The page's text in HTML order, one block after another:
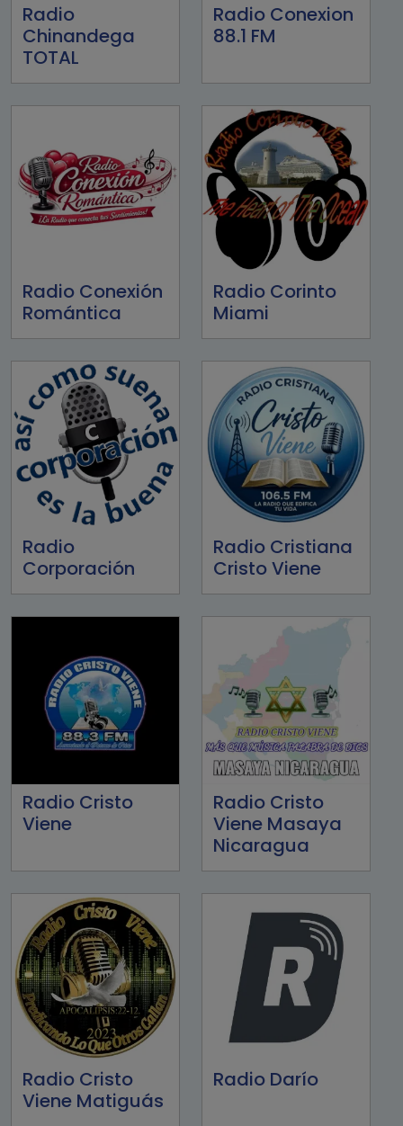
Radio
Chinandega
TOTAL
Radio Conexion
88.1 FM
Radio Conexión
Romántica
Radio Corinto
Miami
Radio
Corporación
Radio Cristiana
Cristo Viene
Radio Cristo
Viene
Radio Cristo
Viene Masaya
Nicaragua
Radio Cristo
Viene Matiguás
Radio Darío